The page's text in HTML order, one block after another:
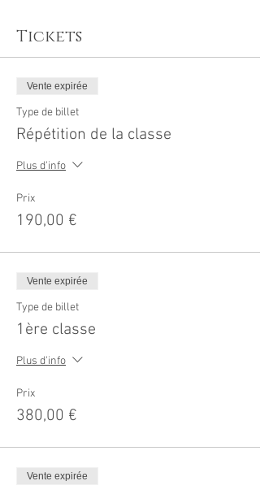
Tickets
Vente expirée
Type de billet
Répétition de la classe
Plus d'info
Prix
190,00 €
Vente expirée
Type de billet
1ère classe
Plus d'info
Prix
380,00 €
Vente expirée